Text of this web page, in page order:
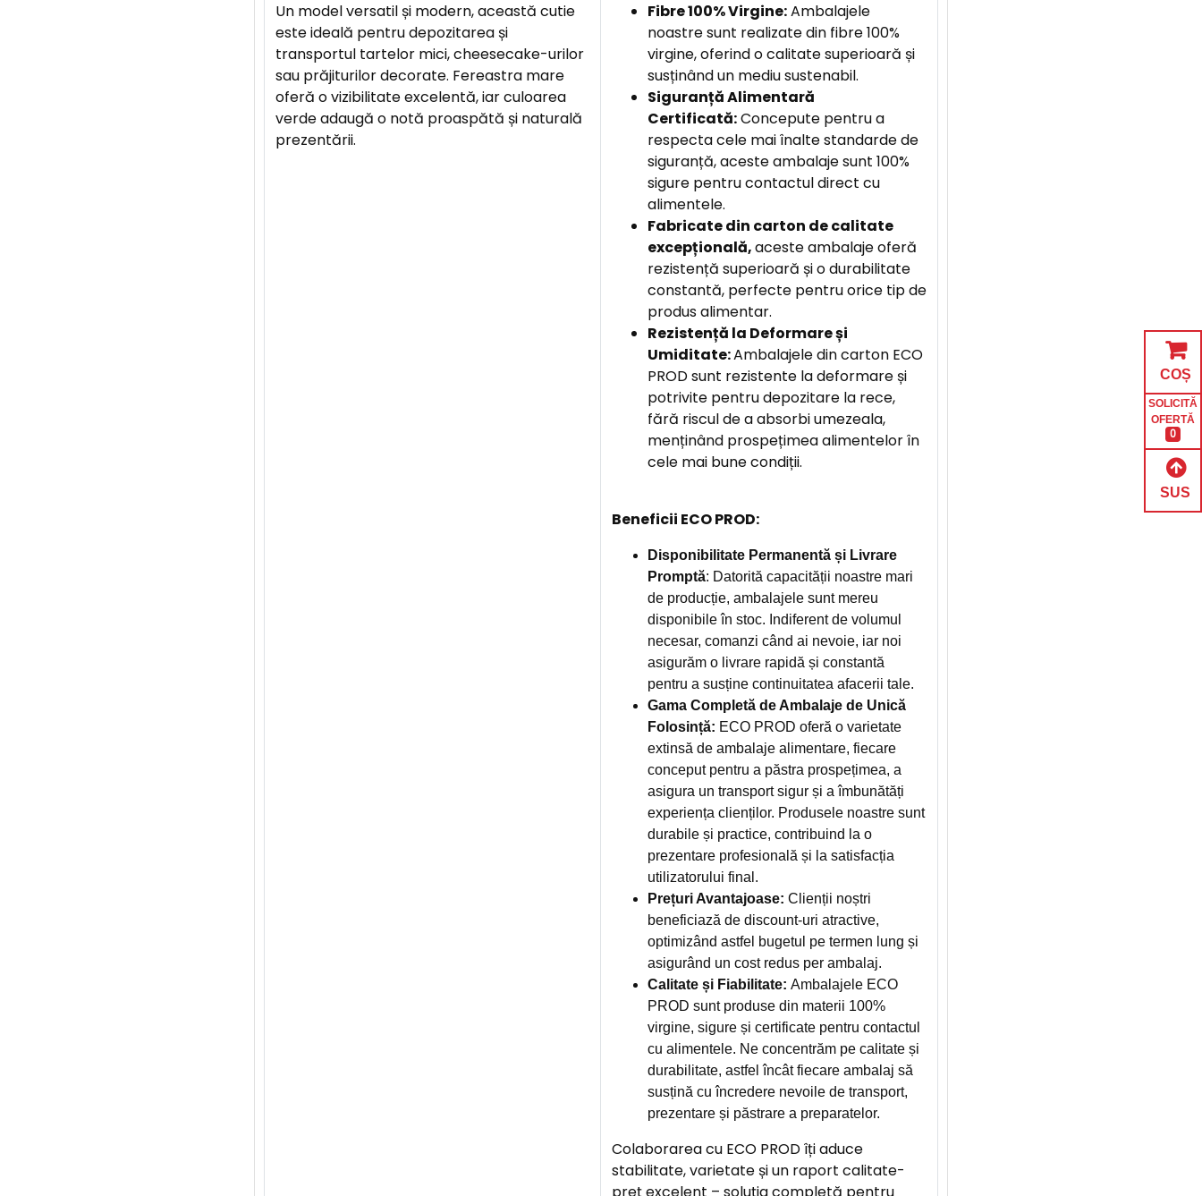
Un model versatil și modern, această cutie
este ideală pentru depozitarea și
transportul tartelor mici, cheesecake-urilor
sau prăjiturilor decorate. Fereastra mare
oferă o vizibilitate excelentă, iar culoarea
verde adaugă o notă proaspătă și naturală
prezentării.
Fibre 100% Virgine:Ambalajele
noastre sunt realizate din fibre 100%
virgine, oferind o calitate superioară și
susținând un mediu sustenabil.
Siguranță Alimentară
Certificată:Concepute pentru a
respecta cele mai înalte standarde de
siguranță, aceste ambalaje sunt 100%
sigure pentru contactul direct cu
alimentele.
Fabricate din carton de calitate
excepțională,aceste ambalaje oferă
rezistență superioară și o durabilitate
constantă, perfecte pentru orice tip de
produs alimentar.
Rezistență la Deformare și
Umiditate:Ambalajele din carton ECO
PROD sunt rezistente la deformare și
potrivite pentru depozitare la rece,
fără riscul de a absorbi umezeala,
menținând prospețimea alimentelor în
cele mai bune condiții.
Beneficii ECO PROD:
Disponibilitate Permanentă și Livrare
Promptă: Datorită capacității noastre mari
de producție, ambalajele sunt mereu
disponibile în stoc. Indiferent de volumul
necesar, comanzi când ai nevoie, iar noi
asigurăm o livrare rapidă și constantă
pentru a susține continuitatea afacerii tale.
Gama Completă de Ambalaje de Unică
Folosință: ECO PROD oferă o varietate
extinsă de ambalaje alimentare, fiecare
conceput pentru a păstra prospețimea, a
asigura un transport sigur și a îmbunătăți
experiența clienților. Produsele noastre sunt
durabile și practice, contribuind la o
prezentare profesională și la satisfacția
utilizatorului final.
Prețuri Avantajoase: Clienții noștri
beneficiază de discount-uri atractive,
optimizând astfel bugetul pe termen lung și
asigurând un cost redus per ambalaj.
Calitate și Fiabilitate: Ambalajele ECO
PROD sunt produse din materii 100%
virgine, sigure și certificate pentru contactul
cu alimentele. Ne concentrăm pe calitate și
durabilitate, astfel încât fiecare ambalaj să
susțină cu încredere nevoile de transport,
prezentare și păstrare a preparatelor.
Colaborarea cu ECO PROD îți aduce
stabilitate, varietate și un raport calitate-
COȘ
SOLICITĂ
OFERTĂ
0
SUS